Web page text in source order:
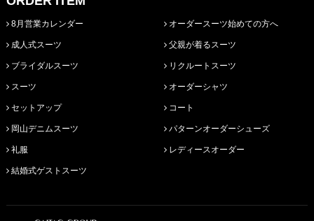
8月営業カレンダー
成人式スーツ
ブライダルスーツ
スーツ
セットアップ
岡山デニムスーツ
礼服
結婚式ゲストスーツ
オーダースーツ始めての方へ
父親が着るスーツ
リクルートスーツ
オーダーシャツ
コート
パターンオーダーシューズ
レディースオーダー